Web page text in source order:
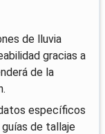
de lluvia
gracias a
de la
específicos
de tallaje